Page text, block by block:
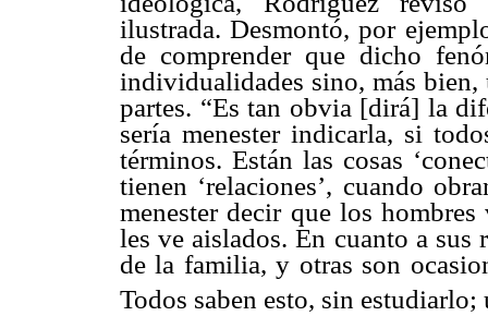
ilustrada. Desmontó, por
de comprender que dicho
individualidades sino, más
partes. “Es tan obvia [dirá] la
sería menester indicarla, si
términos. Están las cosas
tienen ‘relaciones’, cuando
menester decir que los
les ve aislados. En cuanto a sus
de la familia, y otras son
Todos saben esto, sin